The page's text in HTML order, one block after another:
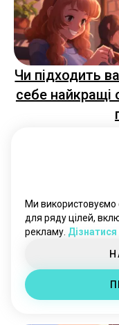
Чи підходить
себе найкращі
Розкриття
втілюють
Ми
для ряду цілей,
рекламу.